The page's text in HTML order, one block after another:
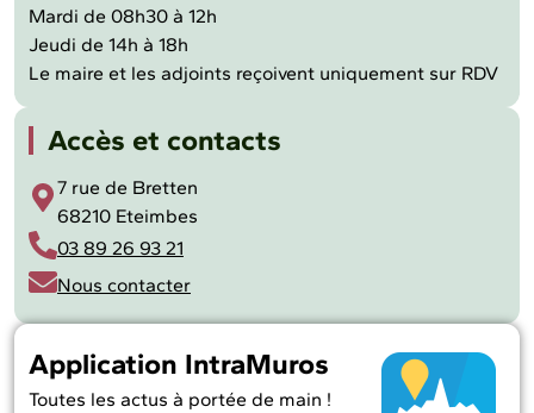
Mardi de 08h30 à 12h
Jeudi de 14h à 18h
Le maire et les adjoints reçoivent uniquement sur RDV
Accès et contacts
7 rue de Bretten
68210 Eteimbes
03 89 26 93 21
Nous contacter
Application IntraMuros
Toutes les actus à portée de main !